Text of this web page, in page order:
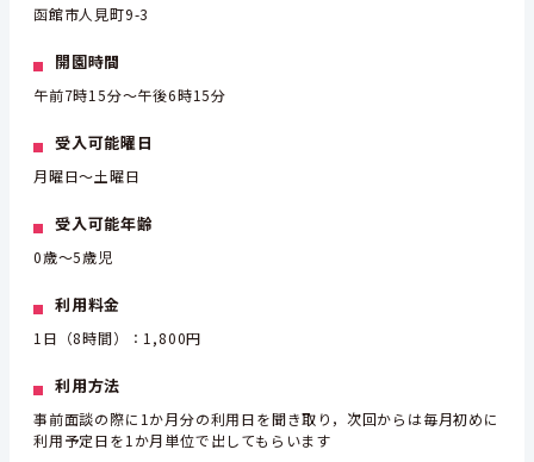
函館市人見町9-3
開園時間
午前7時15分～午後6時15分
受入可能曜日
月曜日～土曜日
受入可能年齢
0歳～5歳児
利用料金
1日（8時間）：1,800円
利用方法
事前面談の際に1か月分の利用日を聞き取り，次回からは毎月初めに
利用予定日を1か月単位で出してもらいます